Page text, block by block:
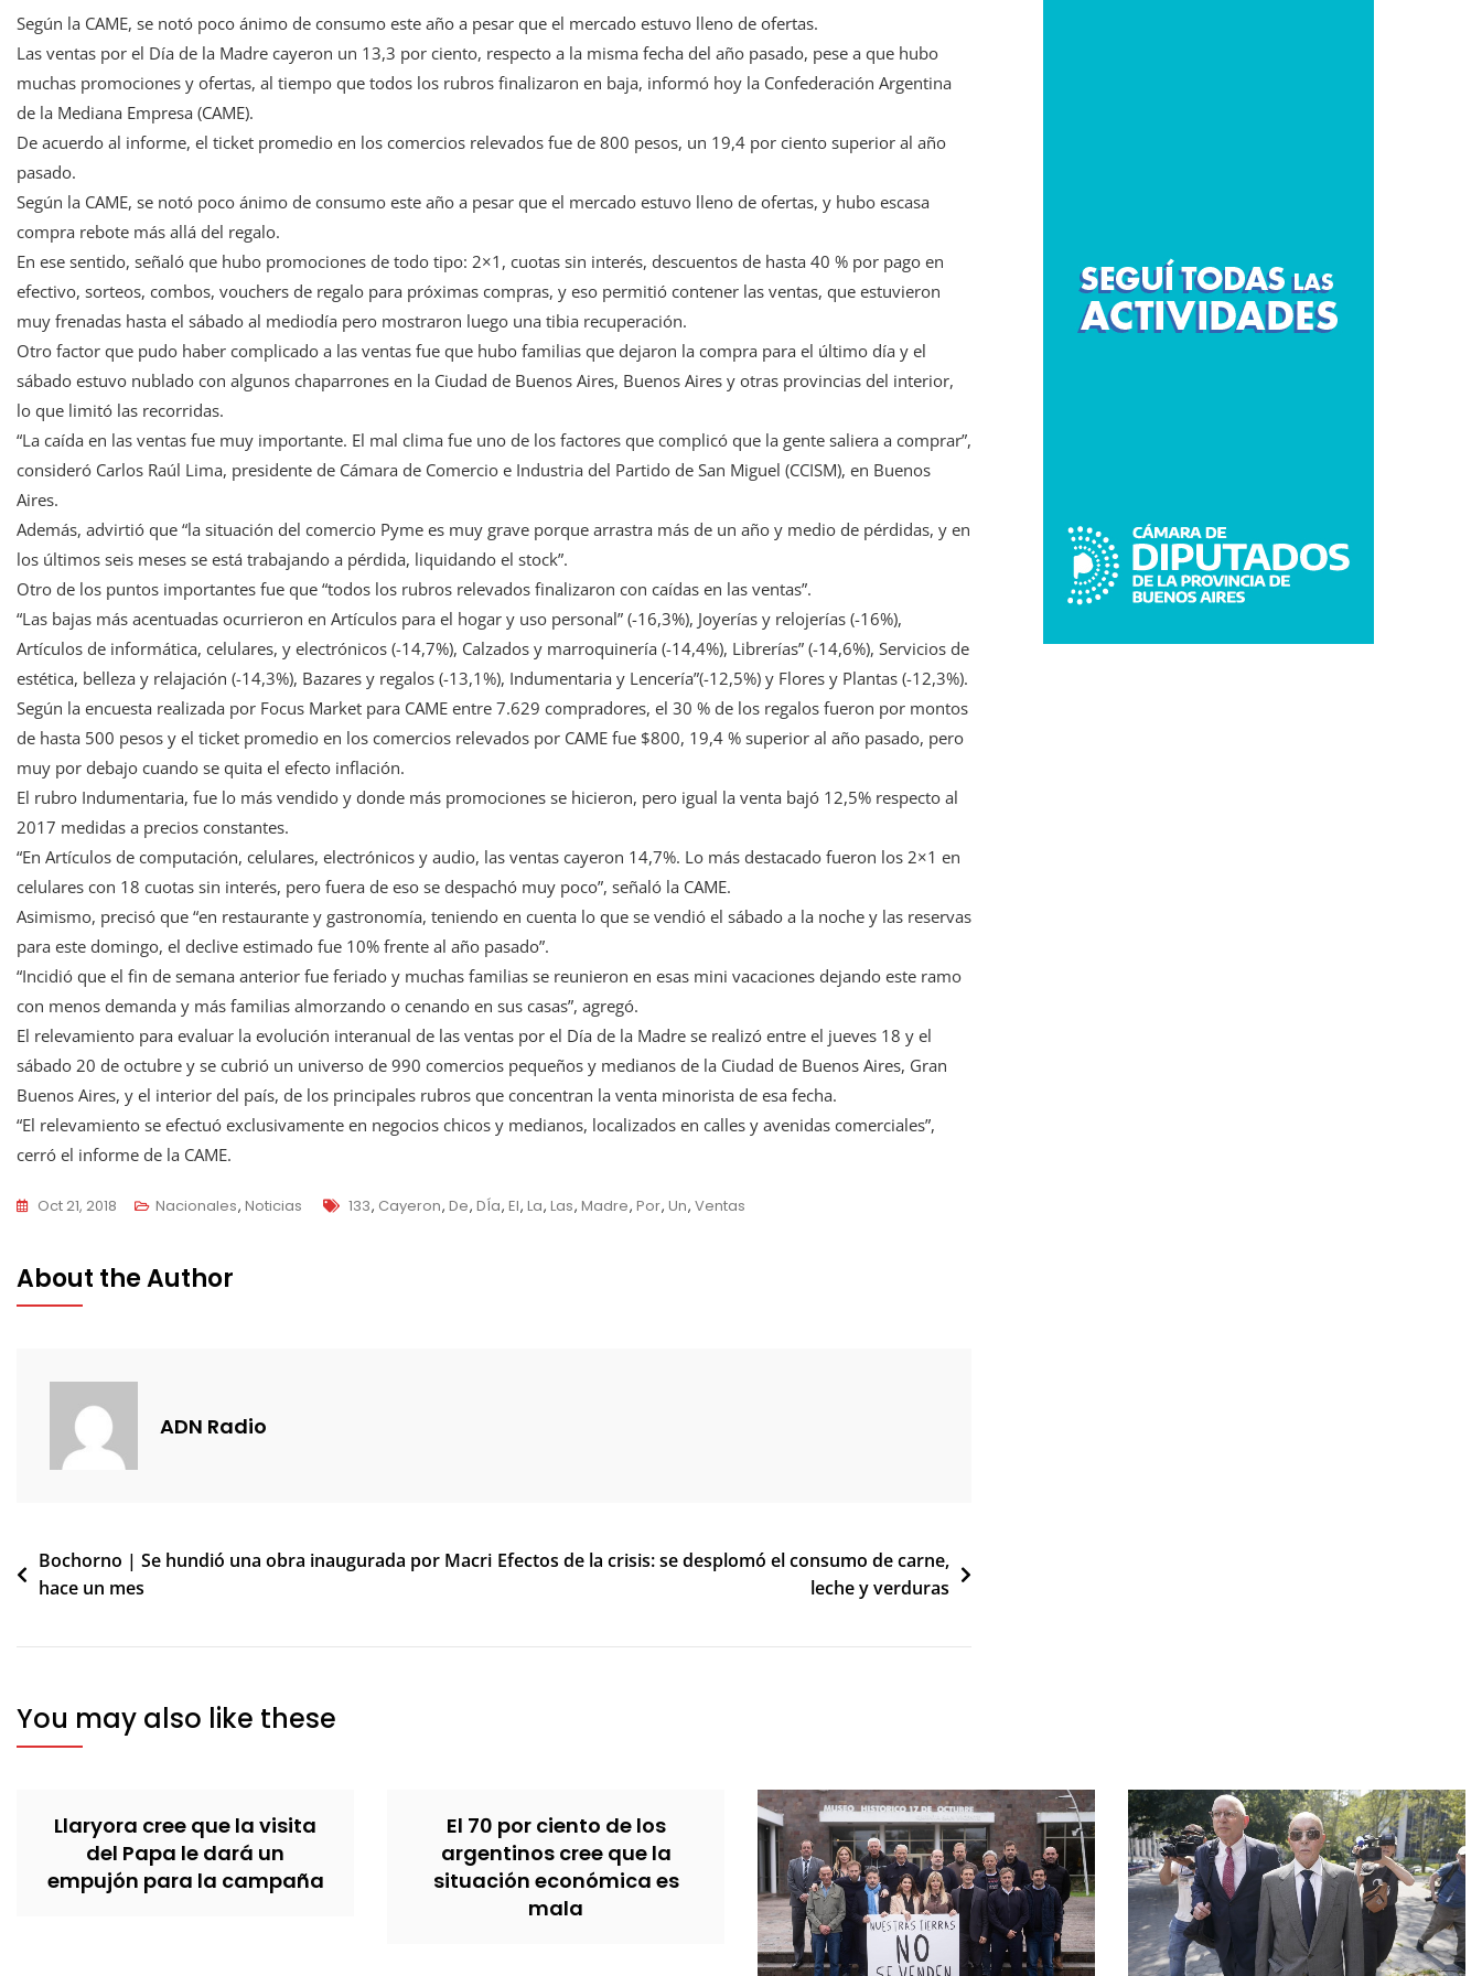
Según la CAME, se notó poco ánimo de consumo este año a pesar que el mercado estuvo lleno de ofertas.
Las ventas por el Día de la Madre cayeron un 13,3 por ciento, respecto a la misma fecha del año pasado, pese a que hubo
muchas promociones y ofertas, al tiempo que todos los rubros finalizaron en baja, informó hoy la Confederación Argentina
de la Mediana Empresa (CAME).
De acuerdo al informe, el ticket promedio en los comercios relevados fue de 800 pesos, un 19,4 por ciento superior al año
pasado.
Según la CAME, se notó poco ánimo de consumo este año a pesar que el mercado estuvo lleno de ofertas, y hubo escasa
compra rebote más allá del regalo.
En ese sentido, señaló que hubo promociones de todo tipo: 2×1, cuotas sin interés, descuentos de hasta 40 % por pago en
efectivo, sorteos, combos, vouchers de regalo para próximas compras, y eso permitió contener las ventas, que estuvieron
muy frenadas hasta el sábado al mediodía pero mostraron luego una tibia recuperación.
Otro factor que pudo haber complicado a las ventas fue que hubo familias que dejaron la compra para el último día y el
sábado estuvo nublado con algunos chaparrones en la Ciudad de Buenos Aires, Buenos Aires y otras provincias del interior,
lo que limitó las recorridas.
“La caída en las ventas fue muy importante. El mal clima fue uno de los factores que complicó que la gente saliera a comprar”,
consideró Carlos Raúl Lima, presidente de Cámara de Comercio e Industria del Partido de San Miguel (CCISM), en Buenos
Aires.
Además, advirtió que “la situación del comercio Pyme es muy grave porque arrastra más de un año y medio de pérdidas, y en
los últimos seis meses se está trabajando a pérdida, liquidando el stock”.
Otro de los puntos importantes fue que “todos los rubros relevados finalizaron con caídas en las ventas”.
“Las bajas más acentuadas ocurrieron en Artículos para el hogar y uso personal” (-16,3%), Joyerías y relojerías (-16%),
Artículos de informática, celulares, y electrónicos (-14,7%), Calzados y marroquinería (-14,4%), Librerías” (-14,6%), Servicios de
estética, belleza y relajación (-14,3%), Bazares y regalos (-13,1%), Indumentaria y Lencería”(-12,5%) y Flores y Plantas (-12,3%).
Según la encuesta realizada por Focus Market para CAME entre 7.629 compradores, el 30 % de los regalos fueron por montos
de hasta 500 pesos y el ticket promedio en los comercios relevados por CAME fue $800, 19,4 % superior al año pasado, pero
muy por debajo cuando se quita el efecto inflación.
El rubro Indumentaria, fue lo más vendido y donde más promociones se hicieron, pero igual la venta bajó 12,5% respecto al
2017 medidas a precios constantes.
“En Artículos de computación, celulares, electrónicos y audio, las ventas cayeron 14,7%. Lo más destacado fueron los 2×1 en
celulares con 18 cuotas sin interés, pero fuera de eso se despachó muy poco”, señaló la CAME.
Asimismo, precisó que “en restaurante y gastronomía, teniendo en cuenta lo que se vendió el sábado a la noche y las reservas
para este domingo, el declive estimado fue 10% frente al año pasado”.
“Incidió que el fin de semana anterior fue feriado y muchas familias se reunieron en esas mini vacaciones dejando este ramo
con menos demanda y más familias almorzando o cenando en sus casas”, agregó.
El relevamiento para evaluar la evolución interanual de las ventas por el Día de la Madre se realizó entre el jueves 18 y el
sábado 20 de octubre y se cubrió un universo de 990 comercios pequeños y medianos de la Ciudad de Buenos Aires, Gran
Buenos Aires, y el interior del país, de los principales rubros que concentran la venta minorista de esa fecha.
“El relevamiento se efectuó exclusivamente en negocios chicos y medianos, localizados en calles y avenidas comerciales”,
cerró el informe de la CAME.
Oct 21, 2018 Nacionales, Noticias Tags
133, Cayeron, De, DÍa, El, La, Las, Madre, Por, Un, Ventas
About the Author
ADN Radio
Navegación
de
entradas
Bochorno | Se hundió una obra inaugurada por Macri
hace un mes
Efectos de la crisis: se desplomó el consumo de carne,
leche y verduras
You may also like these
Llaryora cree que la visita
del Papa le dará un
empujón para la campaña
El 70 por ciento de los
argentinos cree que la
situación económica es
mala